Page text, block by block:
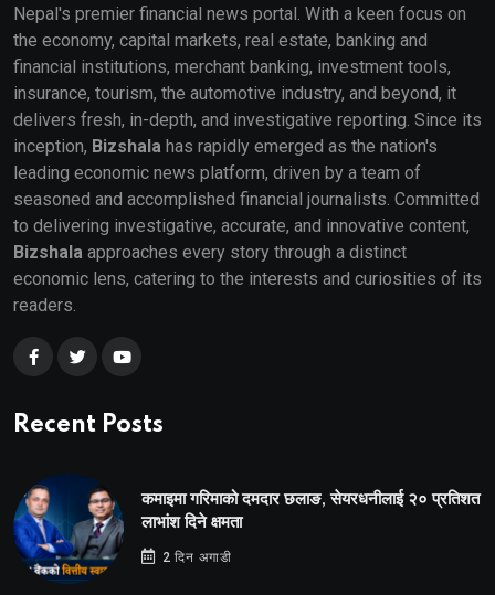
Nepal's premier financial news portal. With a keen focus on
the economy, capital markets, real estate, banking and
financial institutions, merchant banking, investment tools,
insurance, tourism, the automotive industry, and beyond, it
delivers fresh, in-depth, and investigative reporting. Since its
inception, Bizshala has rapidly emerged as the nation's
leading economic news platform, driven by a team of
seasoned and accomplished financial journalists. Committed
to delivering investigative, accurate, and innovative content,
Bizshala approaches every story through a distinct
economic lens, catering to the interests and curiosities of its
readers.
Recent Posts
कमाइमा गरिमाको दमदार छलाङ, सेयरधनीलाई २० प्रतिशत
लाभांश दिने क्षमता
2 दिन अगाडी